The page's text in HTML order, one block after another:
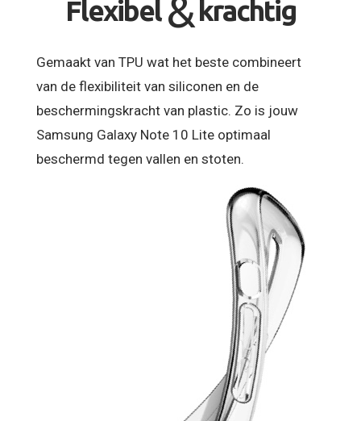
Flexibel & krachtig
Gemaakt van TPU wat het beste combineert
van de flexibiliteit van siliconen en de
beschermingskracht van plastic. Zo is jouw
Samsung Galaxy Note 10 Lite optimaal
beschermd tegen vallen en stoten.